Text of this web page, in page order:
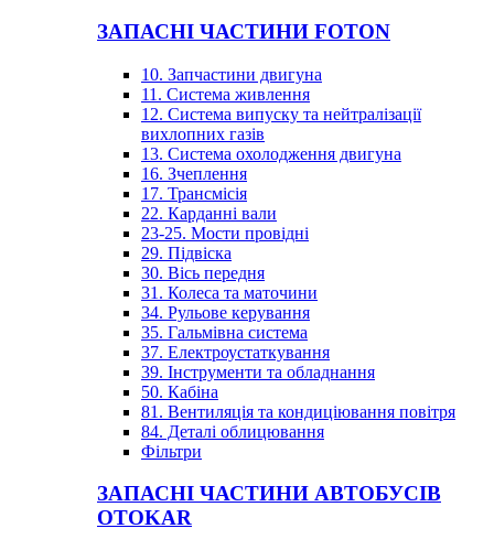
ЗАПАСНІ ЧАСТИНИ FOTON
10. Запчастини двигуна
11. Система живлення
12. Система випуску та нейтралізації
вихлопних газів
13. Система охолодження двигуна
16. Зчеплення
17. Трансмісія
22. Карданні вали
23-25. Мости провідні
29. Підвіска
30. Вісь передня
31. Колеса та маточини
34. Рульове керування
35. Гальмівна система
37. Електроустаткування
39. Інструменти та обладнання
50. Кабіна
81. Вентиляція та кондиціювання повітря
84. Деталі облицювання
Фільтри
ЗАПАСНІ ЧАСТИНИ АВТОБУСІВ
OTOKAR